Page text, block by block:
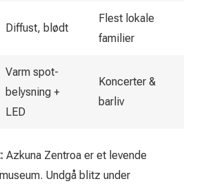
Diffust, blødt
Flest lokale
familier
Varm spot­
belysning +
LED
Koncerter &
barliv
Azkuna Zentroa er et levende
Undgå blitz under